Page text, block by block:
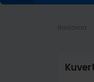
Naslovna